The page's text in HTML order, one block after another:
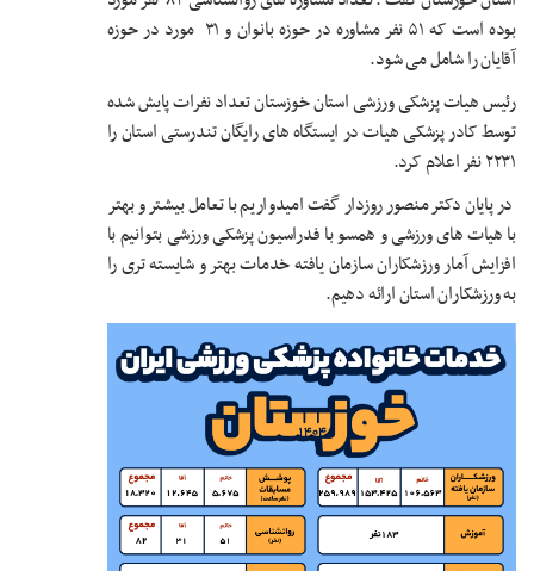
بوده است که ۵۱ نفر مشاوره در حوزه بانوان و ۳۱ مورد در حوزه
آقایان را شامل می شود.
رئیس هیات پزشکی ورزشی استان خوزستان تعداد نفرات پایش شده
توسط کادر پزشکی هیات در ایستگاه های رایگان تندرستی استان را
۲۲۳۱ نفر اعلام کرد.
در پایان دکتر منصور روزدار گفت امیدواریم با تعامل بیشتر و بهتر
با هیات های ورزشی و همسو با فدراسیون پزشکی ورزشی بتوانیم با
افزایش آمار ورزشکاران سازمان یافته خدمات بهتر و شایسته تری را
به ورزشکاران استان ارائه دهیم.